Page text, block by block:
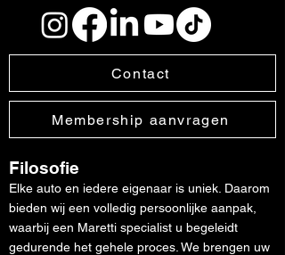
Contact
Membership aanvragen
Filosofie
Elke auto en iedere eigenaar is uniek. Daarom
bieden wij een volledig persoonlijke aanpak,
waarbij een Maretti specialist u begeleidt
gedurende het gehele proces. We brengen uw